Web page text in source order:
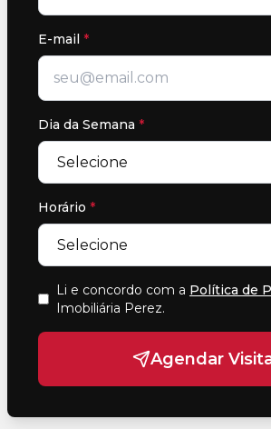
E-mail *
Dia da Semana *
Horário *
Li e concordo com a Política de
Imobiliária Perez.
Agendar